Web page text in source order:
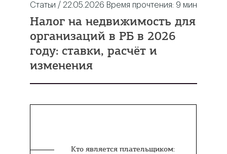
Статьи / 22.05.2026 Время прочтения: 9 мин
Налог на недвижимость для
организаций в РБ в 2026
году: ставки, расчёт и
изменения
Кто является плательщиком: